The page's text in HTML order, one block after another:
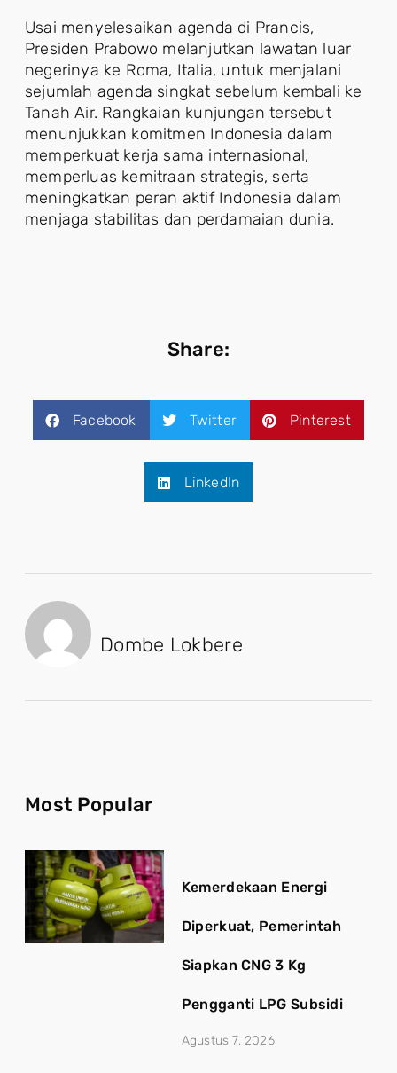
Usai menyelesaikan agenda di Prancis,
Presiden Prabowo melanjutkan lawatan luar
negerinya ke Roma, Italia, untuk menjalani
sejumlah agenda singkat sebelum kembali ke
Tanah Air. Rangkaian kunjungan tersebut
menunjukkan komitmen Indonesia dalam
memperkuat kerja sama internasional,
memperluas kemitraan strategis, serta
meningkatkan peran aktif Indonesia dalam
menjaga stabilitas dan perdamaian dunia.
Share:
Facebook Twitter Pinterest
LinkedIn
Dombe Lokbere
Most Popular
Kemerdekaan Energi
Diperkuat, Pemerintah
Siapkan CNG 3 Kg
Pengganti LPG Subsidi
Agustus 7, 2026